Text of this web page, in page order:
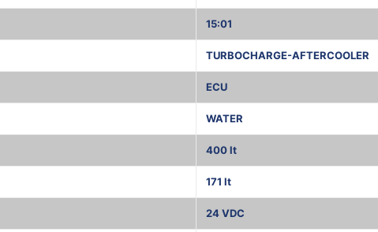
15:01
TURBOCHARGE-AFTERCOOLER
ECU
WATER
400 lt
171 lt
24 VDC